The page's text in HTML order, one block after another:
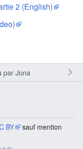
2 (English)
parJona
BY
sauf mention